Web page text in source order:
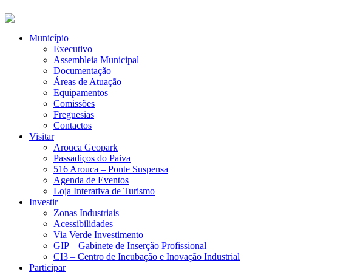
Município
Executivo
Assembleia Municipal
Documentação
Áreas de Atuação
Equipamentos
Comissões
Freguesias
Contactos
Visitar
Arouca Geopark
Passadiços do Paiva
516 Arouca – Ponte Suspensa
Agenda de Eventos
Loja Interativa de Turismo
Investir
Zonas Industriais
Acessibilidades
Via Verde Investimento
GIP – Gabinete de Inserção Profissional
CI3 – Centro de Incubação e Inovação Industrial
Participar